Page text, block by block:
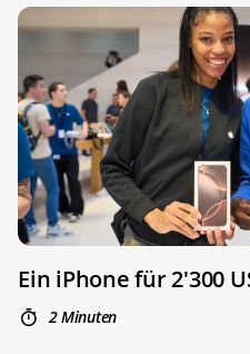
Ein iPhone für 2'300
2 Minuten